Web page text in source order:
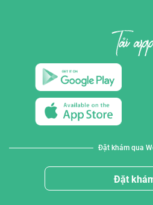
Đặt khám qua
Đặt